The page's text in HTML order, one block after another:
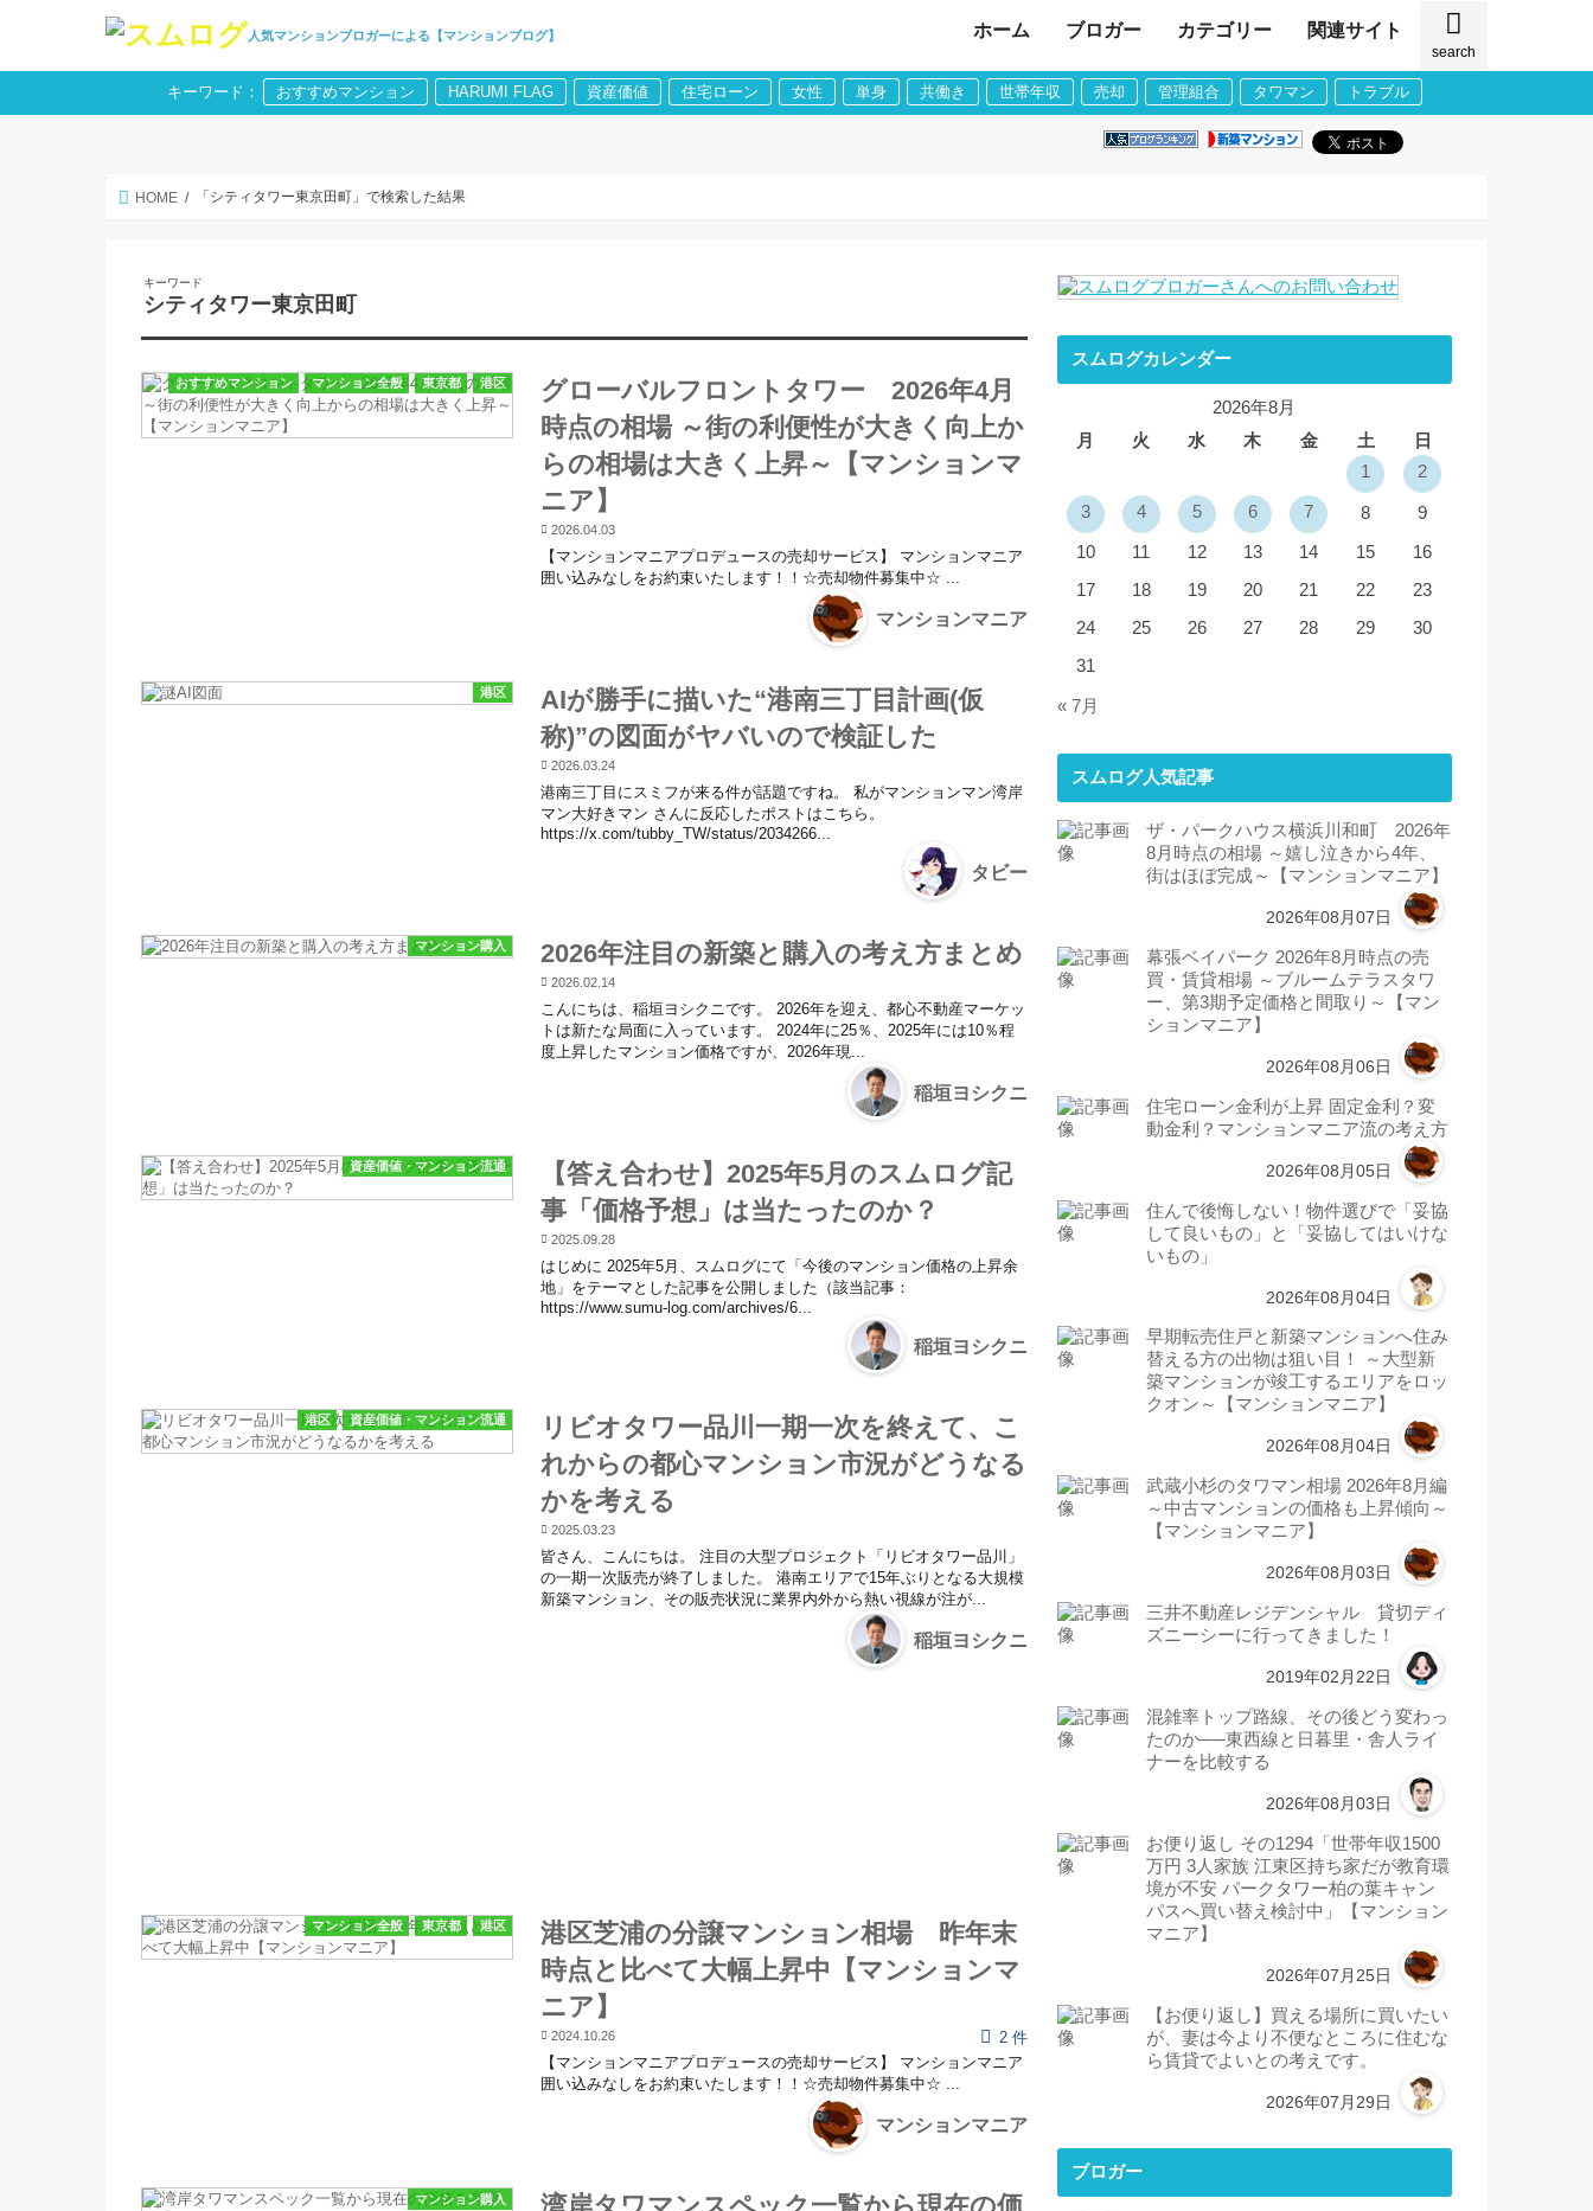
人気マンションブロガーによる【マンションブログ】
search
ホーム ブロガー カテゴリー 関連サイト
キーワード： おすすめマンション HARUMI FLAG 資産価値 住宅ローン 女性 単身 共働き 世帯年収 売却 管理組合 タワマン トラブル
HOME 「シティタワー東京田町」で検索した結果
キーワード
シティタワー東京田町
おすすめマンション マンション全般 東京都 港区
グローバルフロントタワー 2026年4月
時点の相場 ～街の利便性が大きく向上か
らの相場は大きく上昇～【マンションマ
ニア】
2026.04.03
【マンションマニアプロデュースの売却サービス】 マンションマニア
囲い込みなしをお約束いたします！！☆売却物件募集中☆ ...
マンションマニア
港区
AIが勝手に描いた“港南三丁目計画(仮
称)”の図面がヤバいので検証した
2026.03.24
港南三丁目にスミフが来る件が話題ですね。 私がマンションマン湾岸
マン大好きマン さんに反応したポストはこちら。
https://x.com/tubby_TW/status/2034266...
タビー
マンション購入 2026年注目の新築と購入の考え方まとめ
2026.02.14
こんにちは、稲垣ヨシクニです。 2026年を迎え、都心不動産マーケッ
トは新たな局面に入っています。 2024年に25％、2025年には10％程
度上昇したマンション価格ですが、2026年現...
稲垣ヨシクニ
資産価値・マンション流通
【答え合わせ】2025年5月のスムログ記
事「価格予想」は当たったのか？
2025.09.28
はじめに 2025年5月、スムログにて「今後のマンション価格の上昇余
地」をテーマとした記事を公開しました（該当記事：
https://www.sumu-log.com/archives/6...
稲垣ヨシクニ
港区 資産価値・マンション流通
リビオタワー品川一期一次を終えて、こ
れからの都心マンション市況がどうなる
かを考える
2025.03.23
皆さん、こんにちは。 注目の大型プロジェクト「リビオタワー品川」
の一期一次販売が終了しました。 港南エリアで15年ぶりとなる大規模
新築マンション、その販売状況に業界内外から熱い視線が注が...
稲垣ヨシクニ
マンション全般 東京都 港区
港区芝浦の分譲マンション相場 昨年末
時点と比べて大幅上昇中【マンションマ
ニア】
2024.10.26
2 件
【マンションマニアプロデュースの売却サービス】 マンションマニア
囲い込みなしをお約束いたします！！☆売却物件募集中☆ ...
マンションマニア
マンション購入
スムログカレンダー
2026年8月
月
火 水 木 金 土
日
1
2
3 4 5 6 7 8 9
10 11 12 13 14 15
16
17
18 19 20 21 22
23
24
25 26 27 28 29
30
31
« 7月
スムログ人気記事
ザ・パークハウス横浜川和町 2026年
8月時点の相場 ～嬉し泣きから4年、
街はほぼ完成～【マンションマニア】
2026年08月07日
幕張ベイパーク 2026年8月時点の売
買・賃貸相場 ～ブルームテラスタワ
ー、第3期予定価格と間取り～【マン
ションマニア】
2026年08月06日
住宅ローン金利が上昇 固定金利？変
動金利？マンションマニア流の考え方
2026年08月05日
住んで後悔しない！物件選びで「妥協
して良いもの」と「妥協してはいけな
いもの」
2026年08月04日
早期転売住戸と新築マンションへ住み
替える方の出物は狙い目！ ～大型新
築マンションが竣工するエリアをロッ
クオン～【マンションマニア】
2026年08月04日
武蔵小杉のタワマン相場 2026年8月編
～中古マンションの価格も上昇傾向～
【マンションマニア】
2026年08月03日
三井不動産レジデンシャル 貸切ディ
ズニーシーに行ってきました！
2019年02月22日
混雑率トップ路線、その後どう変わっ
たのか──東西線と日暮里・舎人ライ
ナーを比較する
2026年08月03日
お便り返し その1294「世帯年収1500
万円 3人家族 江東区持ち家だが教育環
境が不安 パークタワー柏の葉キャン
パスへ買い替え検討中」【マンション
マニア】
2026年07月25日
【お便り返し】買える場所に買いたい
が、妻は今より不便なところに住むな
ら賃貸でよいとの考えです。
2026年07月29日
ブロガー